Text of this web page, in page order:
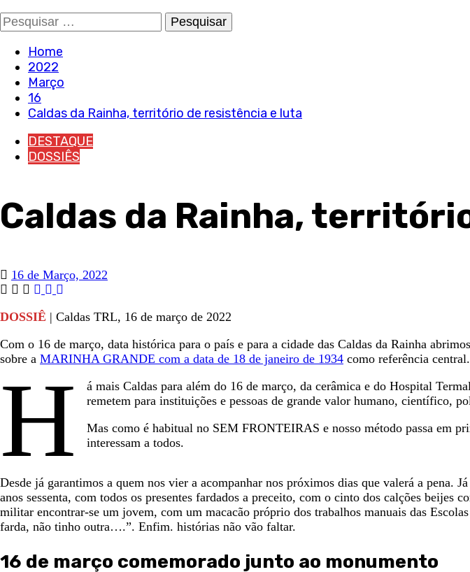
Pesquisar
por:
Home
2022
Março
16
Caldas da Rainha, território de resistência e luta
DESTAQUE
DOSSIÊS
Caldas da Rainha,
16 de Março, 2022
DOSSIÊ | Caldas TRL, 16 de março de 2022
Com o 16 de março, data histórica para o país e para a cidade das Caldas da Rainha
sobre a MARINHA GRANDE com a data de 18 de janeiro de 1934 como referência central.
H
á mais Caldas para além do 16 de março, da cerâmica e do Hospital
remetem para instituições e pessoas de grande valor humano, científico,
Mas como é habitual no SEM FRONTEIRAS e nosso método passa em
interessam a todos.
Desde já garantimos a quem nos vier a acompanhar nos próximos dias que valerá a pena.
anos sessenta, com todos os presentes fardados a preceito, com o cinto dos calções
militar encontrar-se um jovem, com um macacão próprio dos trabalhos manuais das
farda, não tinho outra….”. Enfim. histórias não vão faltar.
16 de março comemorado junto ao monumento